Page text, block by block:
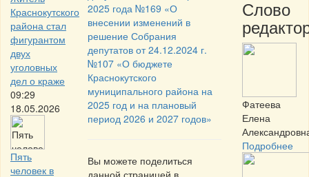
Краснокутского
района стал
фигурантом
двух
уголовных
дел о краже
09:29
18.05.2026
Пять
человек в
2025 года №169 «О
внесении изменений в
решение Собрания
депутатов от 24.12.2024 г.
№107 «О бюджете
Краснокутского
муниципального района на
2025 год и на плановый
период 2026 и 2027 годов»
Вы можете поделиться
Слово
Фатеева
Елена
Подробнее